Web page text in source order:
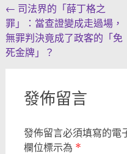
Post
navigation
← 司法界的「薛丁格之
罪」：當查證變成走過場，
無罪判決竟成了政客的「免
死金牌」？
發佈留言
發佈留言必須填寫的電
欄位標示為 *